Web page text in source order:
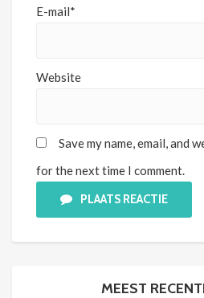
E-mail*
Website
Save my name, email, and
for the next time I comment.
PLAATS REACTIE
MEEST